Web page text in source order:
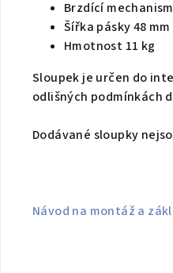
Brzdící
Šířka pásky 48 mm
Hmotnost 11 kg
Sloupek je určen do
odlišných podmínkách
Dodávané sloupky
Návod na montáž a